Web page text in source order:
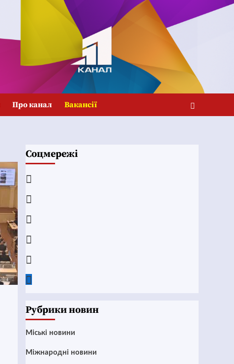
Про канал Вакансії
Соцмережі
Рубрики новин
Mіські новини
Міжнародні новини